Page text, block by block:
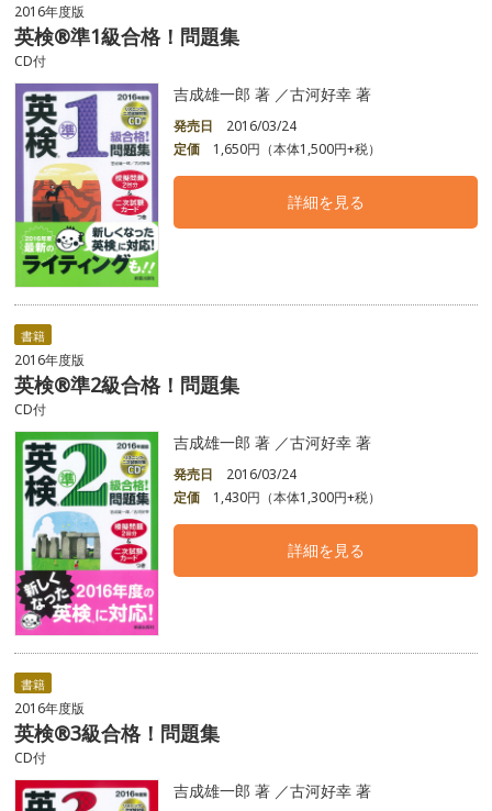
2016年度版
英検®準1級合格！問題集
CD付
吉成雄一郎 著 ／古河好幸 著
発売日
2016/03/24
定価
1,650円（本体1,500円+税）
詳細を見る
書籍
2016年度版
英検®準2級合格！問題集
CD付
吉成雄一郎 著 ／古河好幸 著
発売日
2016/03/24
定価
1,430円（本体1,300円+税）
詳細を見る
書籍
2016年度版
英検®3級合格！問題集
CD付
吉成雄一郎 著 ／古河好幸 著